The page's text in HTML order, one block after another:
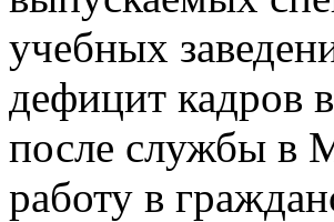
учебных
дефицит кадров
после службы в
работу в